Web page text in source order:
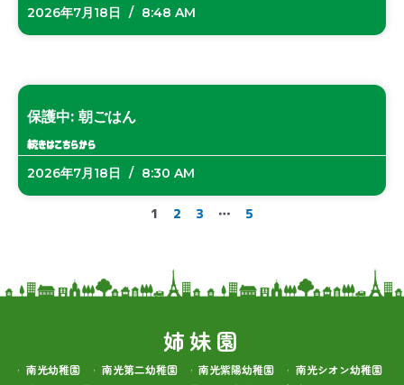
2026年7月18日 8:48 AM
保護中: 朝ごはん
続きはこちらから
2026年7月18日 8:30 AM
1 2 3 … 5
姉妹園
南光幼稚園 南光第二幼稚園 南光紫陽幼稚園
南光シオン幼稚園